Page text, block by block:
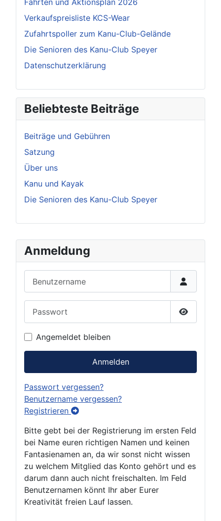
Anmeldung
Passwort
Angemeldet bleiben
Anmelden
Passwort vergessen?
Benutzername vergessen?
Registrieren
Bitte gebt bei der Registrierung im ersten Feld
bei Name euren richtigen Namen und keinen
Fantasienamen an, da wir sonst nicht wissen
zu welchem Mitglied das Konto gehört und es
darum dann auch nicht freischalten. Im Feld
Benutzernamen könnt Ihr aber Eurer
Kreativität freien Lauf lassen.
Fahrten und Aktionsplan 2026
Verkaufspreisliste KCS-Wear
Zufahrtspoller zum Kanu-Club-Gelände
Die Senioren des Kanu-Club Speyer
Datenschutzerklärung
Beliebteste Beiträge
Beiträge und Gebühren
Satzung
Über uns
Kanu und Kayak
Die Senioren des Kanu-Club Speyer